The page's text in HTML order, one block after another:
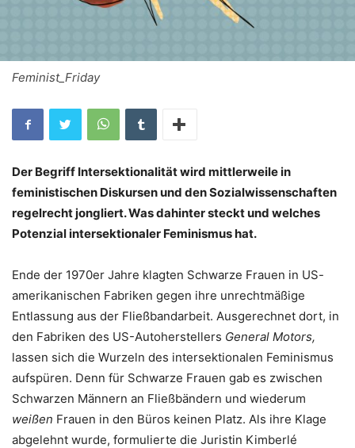
Feminist_Friday
Der Begriff Intersektionalität wird mittlerweile in
feministischen Diskursen und den Sozialwissenschaften
regelrecht jongliert. Was dahinter steckt und welches
Potenzial intersektionaler Feminismus hat.
Ende der 1970er Jahre klagten Schwarze Frauen in US-
amerikanischen Fabriken gegen ihre unrechtmäßige
Entlassung aus der Fließbandarbeit. Ausgerechnet dort, in
den Fabriken des US-Autoherstellers General Motors,
lassen sich die Wurzeln des intersektionalen Feminismus
aufspüren. Denn für Schwarze Frauen gab es zwischen
Schwarzen Männern an Fließbändern und wiederum
weißen Frauen in den Büros keinen Platz. Als ihre Klage
abgelehnt wurde, formulierte die Juristin Kimberlé